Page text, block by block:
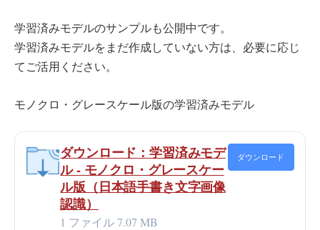
学習済みモデルのサンプルも公開中です。
学習済みモデルをまだ作成していない方は、必要に応じ
てご活用ください。
モノクロ・グレースケール版の学習済みモデル
ダウンロード：学習済みモデ
ル - モノクロ・グレースケー
ル版（日本語手書き文字画像
認識）
1 ファイル7.07 MB
ダウンロード